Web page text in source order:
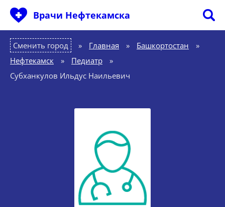
Врачи Нефтекамска
Сменить город Главная » Башкортостан
»
Нефтекамск
» Педиатр
»
Субханкулов Ильдус Наильевич